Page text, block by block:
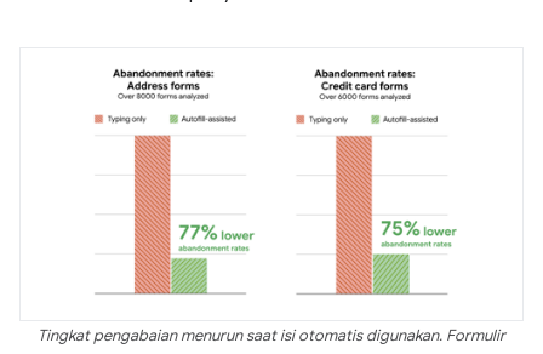
Tingkat pengabaian menurun saat isi otomatis digunakan. Formulir